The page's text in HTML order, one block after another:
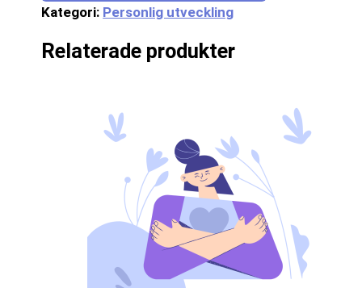
Kategori: Personlig utveckling
Relaterade produkter